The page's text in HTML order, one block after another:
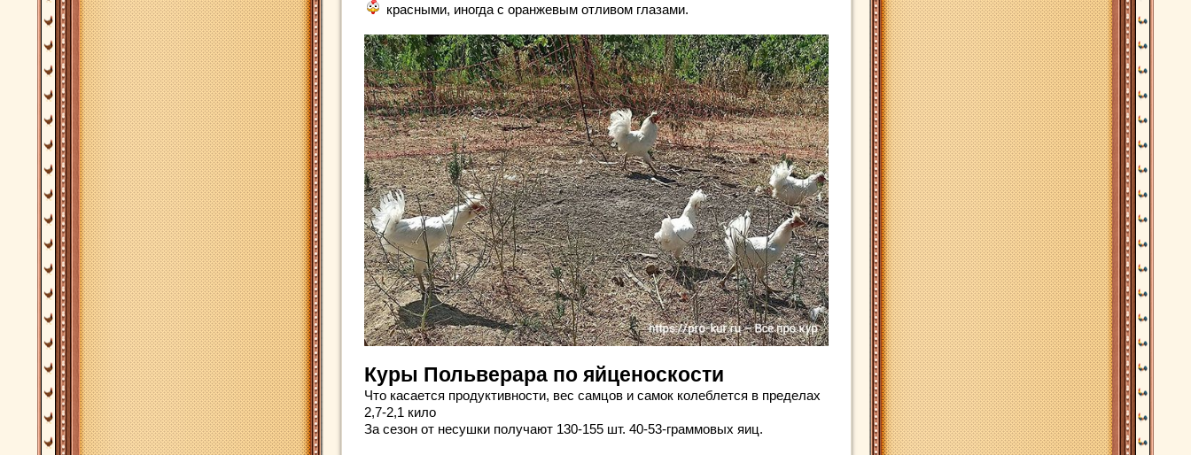
красными, иногда с оранжевым отливом глазами.
Куры Польверара по яйценоскости
Что касается продуктивности, вес самцов и самок колеблется в пределах
2,7-2,1 кило
За сезон от несушки получают 130-155 шт. 40-53-граммовых яиц.